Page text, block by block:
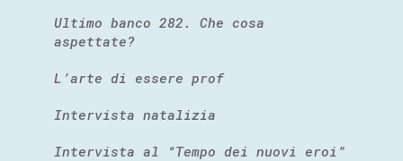
Ultimo banco 282. Che cosa
aspettate?
L’arte di essere prof
Intervista natalizia
Intervista al “Tempo dei nuovi eroi”